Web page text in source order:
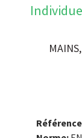
MAINS,